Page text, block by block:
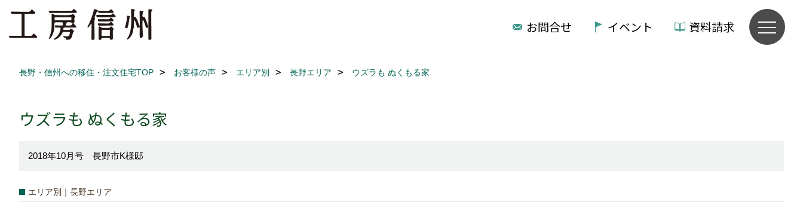
お問合せ イベント 資料請求
長野・信州への移住・注文住宅TOP お客様の声 エリア別 長野エリア ウズラも ぬくもる家
ウズラも ぬくもる家
2018年10月号 長野市K様邸
エリア別｜長野エリア